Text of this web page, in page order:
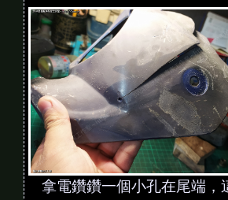
拿電鑽鑽一個小孔在尾端，